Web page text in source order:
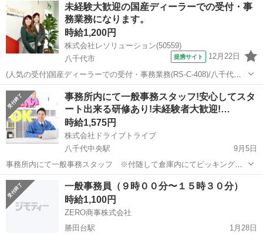
作業(冷蔵＆冷凍倉庫内での簡単なピッキング作業) 残業有無：ほぼな
し 作業比率：事務(...
未経験大歓迎の国産ディーラーでの受付・事
務業務になります。
時給1,200円
株式会社レソリューション(50559)
八千代市
提携サイト 12月22日
(人気の受付)国産ディーラーでの受付・事務業務(RS-C-408)/八千代市
時給:1,200円～1,500円 月収例:20万円以上 (時給1,200円 7時間30分勤
務 21日勤務 残業代10hの場合) 9:30～...
千葉 八千代市 一般事務
事務所内にて一般事務スタッフ!安心してスタ
ート出来る研修あり!未経験者大歓迎!…
時給1,575円
株式会社ドライブトライブ
八千代中央駅
9月5日
事務所内にて一般事務スタッフ ※付随して倉庫内にてピッキング作
業あります 仕事内容：事務(電話対応・入力・書類作成) 軽
作業(冷蔵＆冷凍倉庫内での簡単なピッキング作業) 残業有無：ほぼな
し 作業比率：事務(...
千葉 八千代中央駅 一般事務 スタッフ
一般事務員（９時００分〜１５時３０分）
時給1,100円
ZERO商事株式会社
勝田台駅
1月28日